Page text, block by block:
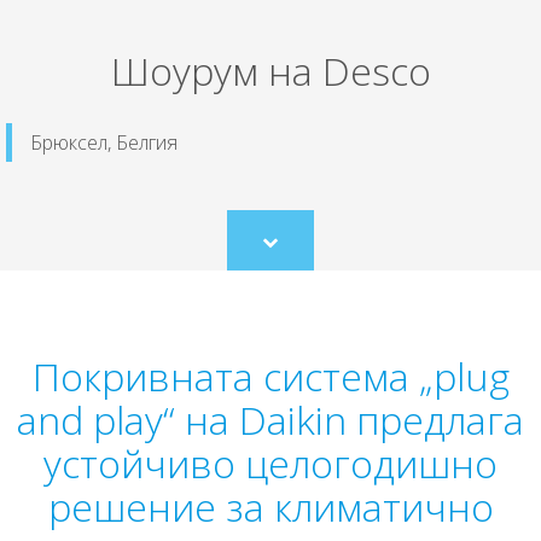
Шоурум на Desco
Брюксел, Белгия
Scroll
to
Покривната система „plug
and play“ на Daikin предлага
устойчиво целогодишно
решение за климатично